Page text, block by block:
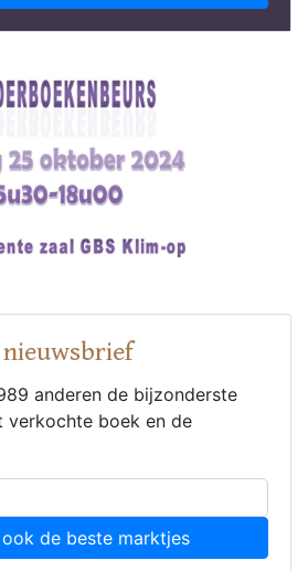
anderen de bijzonderste
verkochte boek en de
de beste marktjes